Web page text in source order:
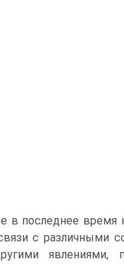
в последнее время
с различными
явлениями,